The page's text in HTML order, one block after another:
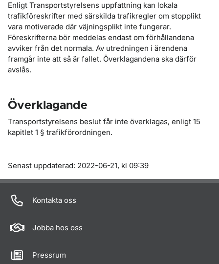
Enligt Transportstyrelsens uppfattning kan lokala
trafikföreskrifter med särskilda trafikregler om stopplikt
vara motiverade där väjningsplikt inte fungerar.
Föreskrifterna bör meddelas endast om förhållandena
avviker från det normala. Av utredningen i ärendena
framgår inte att så är fallet. Över­klagandena ska där­för
avslås.
Överklagande
Transportstyrelsens beslut får inte överklagas, enligt 15
kapitlet 1 § trafik­förordningen.
Om sidan
Senast uppdaterad: 2022-06-21, kl 09:39
Kontakta oss
Jobba hos oss
Pressrum